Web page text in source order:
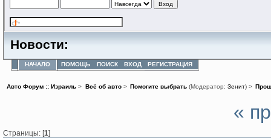
Новости:
НАЧАЛО ПОМОЩЬ ПОИСК ВХОД РЕГИСТРАЦИЯ
Авто Форум :: Израиль > Всё об авто> Помогите выбрать(Модератор: Зенит) >
«
Страницы: [1]